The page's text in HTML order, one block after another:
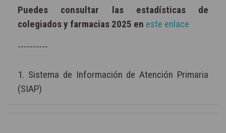
Puedes consultar las estadísticas de
colegiados y farmacias 2025 en este enlace
----------
1. Sistema de Información de Atención Primaria
(SIAP)